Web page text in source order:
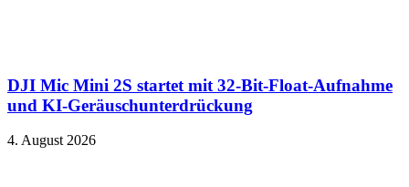
DJI Mic Mini 2S startet mit 32-Bit-Float-Aufnahme
und KI-Geräuschunterdrückung
4. August 2026